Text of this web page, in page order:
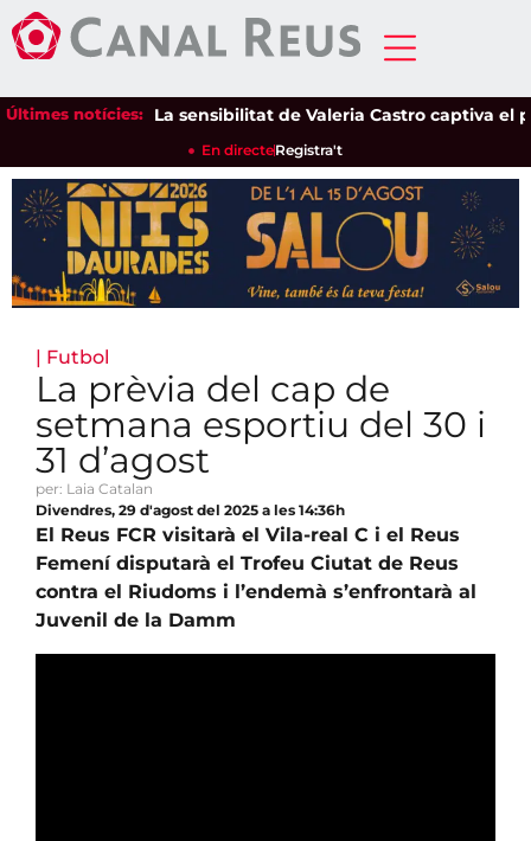
Últimes notícies:La sensibilitat de Valeria Castro captiva el
En directeRegistra't
| Futbol
La prèvia del cap de
setmana esportiu del 30 i
31 d’agost
per: Laia Catalan
Divendres, 29 d'agost del 2025 a les 14:36h
El Reus FCR visitarà el Vila-real C i el Reus
Femení disputarà el Trofeu Ciutat de Reus
contra el Riudoms i l’endemà s’enfrontarà al
Juvenil de la Damm